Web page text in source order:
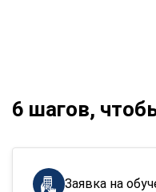
6 шагов,
Заявка на